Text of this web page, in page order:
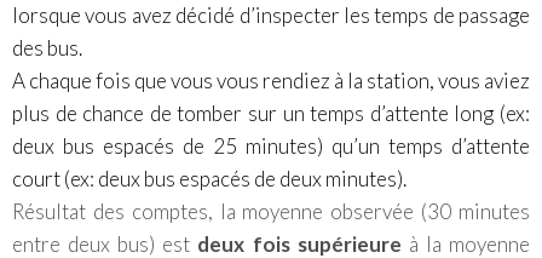
lorsque vous avez décidé d’inspecter les temps de passage
des bus.
A chaque fois que vous vous rendiez à la station, vous aviez
plus de chance de tomber sur un temps d’attente long (ex:
deux bus espacés de 25 minutes) qu’un temps d’attente
court (ex: deux bus espacés de deux minutes).
Résultat des comptes, la moyenne observée (30 minutes
entre deux bus) est deux fois supérieure à la moyenne